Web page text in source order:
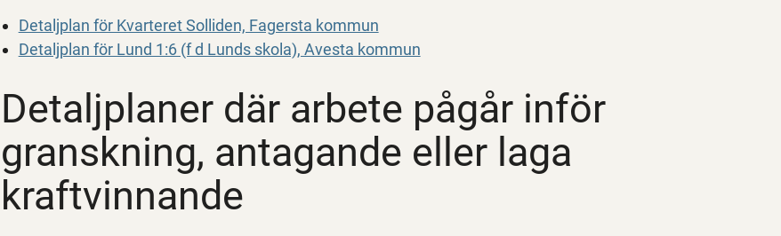
Detaljplan för Kvarteret Solliden, Fagersta kommun
Detaljplan för Lund 1:6 (f d Lunds skola), Avesta kommun
Detaljplaner där arbete pågår inför
granskning, antagande eller laga
kraftvinnande